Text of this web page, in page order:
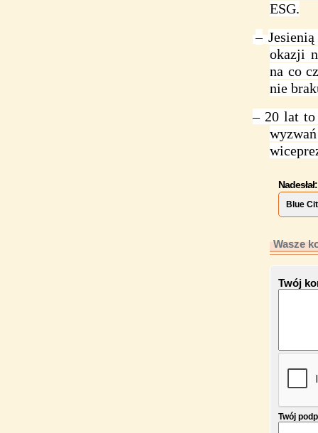
ESG.
–
okazji
na co
nie
– 20 lat to
Nadesłał:
Blue
Wasze
Twój
Twój